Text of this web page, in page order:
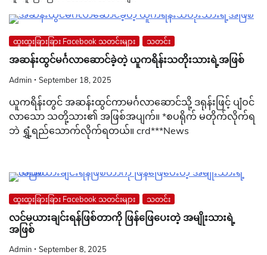
ထူးထူးခြားခြား Facebook သတင်းများ သတင်း
အဆန်းထွင်မင်္ဂလာဆောင်ခဲ့တဲ့ ယူကရိန်းသတိုးသားရဲ့အဖြစ်
Admin September 18, 2025
ယူကရိန်းတွင် အဆန်းထွင်ကာမင်္ဂလာဆောင်သို့ ဒရုန်းဖြင့် ပျံဝင်
လာသော သတို့သား၏ အဖြစ်အပျက်။ *စပရိုက် မတိုက်လိုက်ရ
ဘဲ ရွှံ့ရည်သောက်လိုက်ရတယ်။ crd***News
ထူးထူးခြားခြား Facebook သတင်းများ သတင်း
လင်မယားချင်းရန်ဖြစ်တာကို ဖြန်ဖြေပေးတဲ့ အမျိုးသားရဲ့
အဖြစ်
Admin September 8, 2025